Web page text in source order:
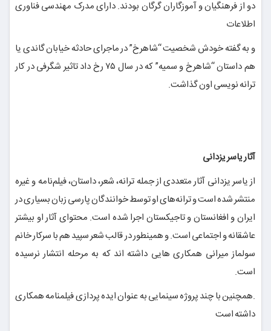
دو از فرهنگیان و آموزگاران گرگان بودند. دارای مدرک مهندسی فناوری
اطلاعات
و به گفته خودش شخصیت “شاهرخ” در ماجرای حادثه خیابان گاندی یا
هم داستان “شاهرخ و سمیه” که در سال ۷۵ رخ داد تاثیر شگرفی در کار
ترانه نویسی اون گذاشت.
آثار یاسر یزدانی
از یاسر یزدانی آثار متعددی از جمله ترانه، شعر، داستان، فیلم‌نامه و غیره
منتشر شده است و ترانه‌های او توسط خوانندگان پارسی زبان بسیاری در
ایران و افغانستان و تاجیکستان اجرا شده است. محتوای آثار او بیشتر
عاشقانه و اجتماعی است. و همینطور در قالب شعر سپید هم با سرکار خانم
سولماز میرانی همکاری هایی داشته اند که به مرحله انتشار نرسیده
است.
.همچنین با چند پروژه سینمایی به عنوان ایده پردازی فیلمنامه همکاری
داشته است